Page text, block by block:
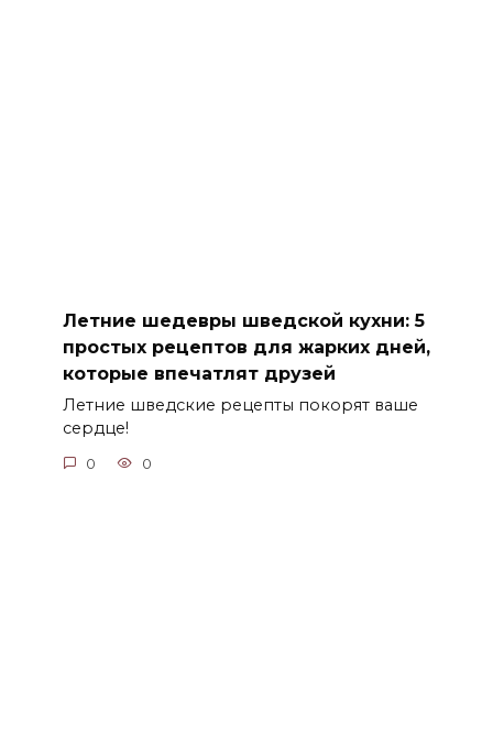
Летние шедевры шведской кухни: 5
простых рецептов для жарких дней,
которые впечатлят друзей
Летние шведские рецепты покорят ваше
сердце!
0 0